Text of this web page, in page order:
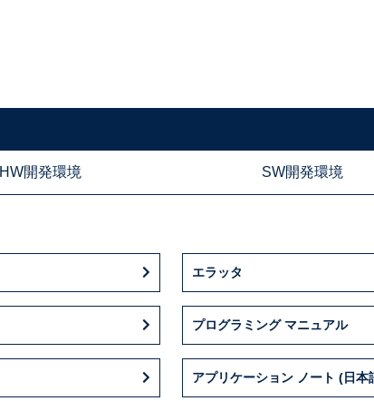
HW開発環境 SW開発環境
エラッタ
プログラミング マニュアル
アプリケーション ノート (日本